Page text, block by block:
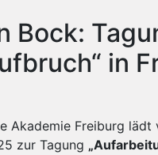
Bock:
in
Akademie Freiburg lädt
zur Tagung